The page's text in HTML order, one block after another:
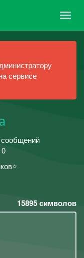
сервисе
сообщений
15895символов